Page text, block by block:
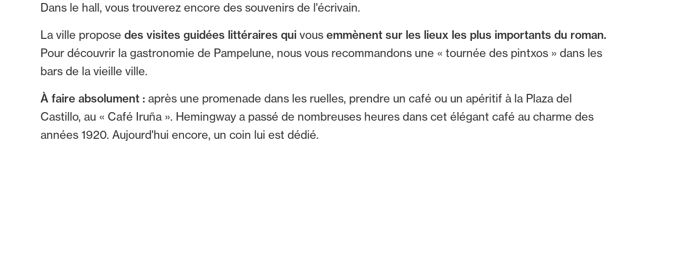
Dans le hall, vous trouverez encore des souvenirs de l'écrivain.
La ville propose des visites guidées littéraires qui vous emmènent sur les lieux les plus importants du roman.
Pour découvrir la gastronomie de Pampelune, nous vous recommandons une « tournée des pintxos » dans les
bars de la vieille ville.
À faire absolument : après une promenade dans les ruelles, prendre un café ou un apéritif à la Plaza del
Castillo, au « Café Iruña ». Hemingway a passé de nombreuses heures dans cet élégant café au charme des
années 1920. Aujourd'hui encore, un coin lui est dédié.